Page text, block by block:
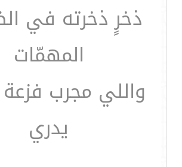
ذخرٍ ذخرته في
المهمّات
واللي مجرب
يدري